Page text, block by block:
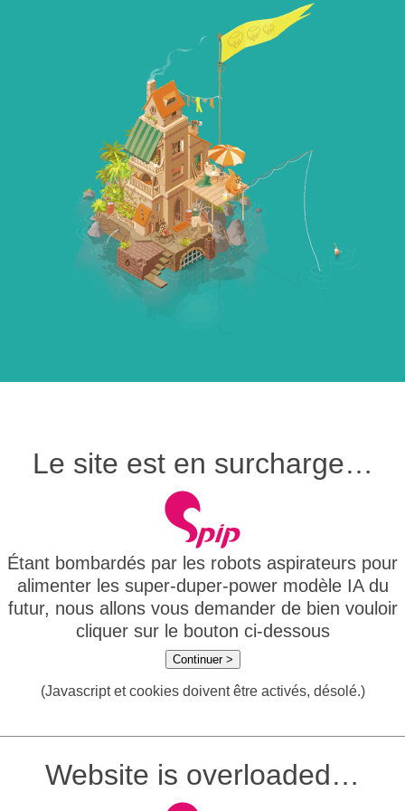
Le site est en surcharge…
Étant bombardés par les robots aspirateurs pour
alimenter les super-duper-power modèle IA du
futur, nous allons vous demander de bien vouloir
cliquer sur le bouton ci-dessous
Continuer >
(Javascript et cookies doivent être activés, désolé.)
Website is overloaded…